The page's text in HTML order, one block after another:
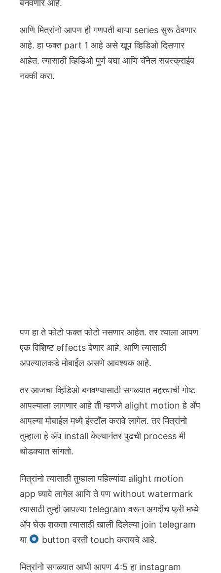
बनवणार आहे.
आणि मित्रांनो आपण ही गणपती बाप्पा series सुरू ठेवणार
आहे. हा फक्त part 1 आहे असे खूप व्हिडिओ दिसणार
आहेत. त्यासाठी व्हिडिओ पुर्ण बघा आणि चॅनेल सबस्क्राईब
नक्की करा.
पण हा ते फोटो फक्त फोटो नसणार आहेत. तर त्याला आपण
एक विशिष्ट effects देणार आहे. आणि त्यासाठी
अपल्यालकडे मोबाईल असणे आवश्यक आहे.
तर आजचा व्हिडिओ बनवण्यासाठी सगळ्यात महत्त्वाची गोष्ट
आपल्याला लागणार आहे ती म्हणजे alight motion हे ॲप
आपल्या मोबाईल मध्ये इंस्टॉल करावे लागेल. तर मित्रांनो
तुम्हाला हे ॲप install केल्यानंतर पुढची process मी
थोडक्यात सांगतो.
मित्रांनो त्यासाठी तुम्हाला पहिल्यांदा alight motion
app घ्यावे लागेल आणि ते पण without watermark
त्यासाठी तुम्ही आपल्या telegram वरून अगदीच फ्री मध्ये
ॲप घेऊ शकता त्यासाठी खाली दिलेल्या join telegram
या
button वरती touch करायचे आहे.
मित्रांनो सगळ्यात आधी आपण 4:5 हा instagram